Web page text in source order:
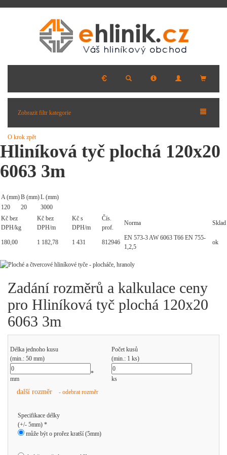
Zobrazit filtr kategorie
O krok zpět
Hliníková tyč plochá 120x20
6063 3m
A (mm)B (mm)L (mm)
120
20
3000
Kč bez
DPH/kg
Kč bez
DPH/m
Kč s
DPH/m
Čís.
prof.
Norma Sklad
180,00 1 182,78 1 431 812946
EN 573-3 AW 6063 T66 EN 755-
1,2,5
ok
Zadání rozměrů a kalkulace ceny
pro Hliníková tyč plochá 120x20
6063 3m
Délka jednoho kusu
(min.: 50 mm)
Počet kusů
(min.: 1 ks)
mm
*
ks
další rozměr - odebrat rozměr
Specifikace délky
(+/- 5mm) *
může být o prořez kratší (5mm)